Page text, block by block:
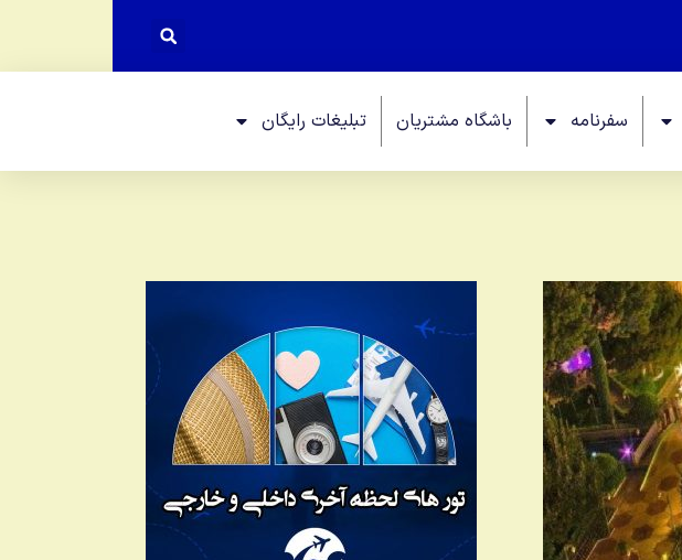
سفرنامه باشگاه مشتریان تبلیغات رایگان